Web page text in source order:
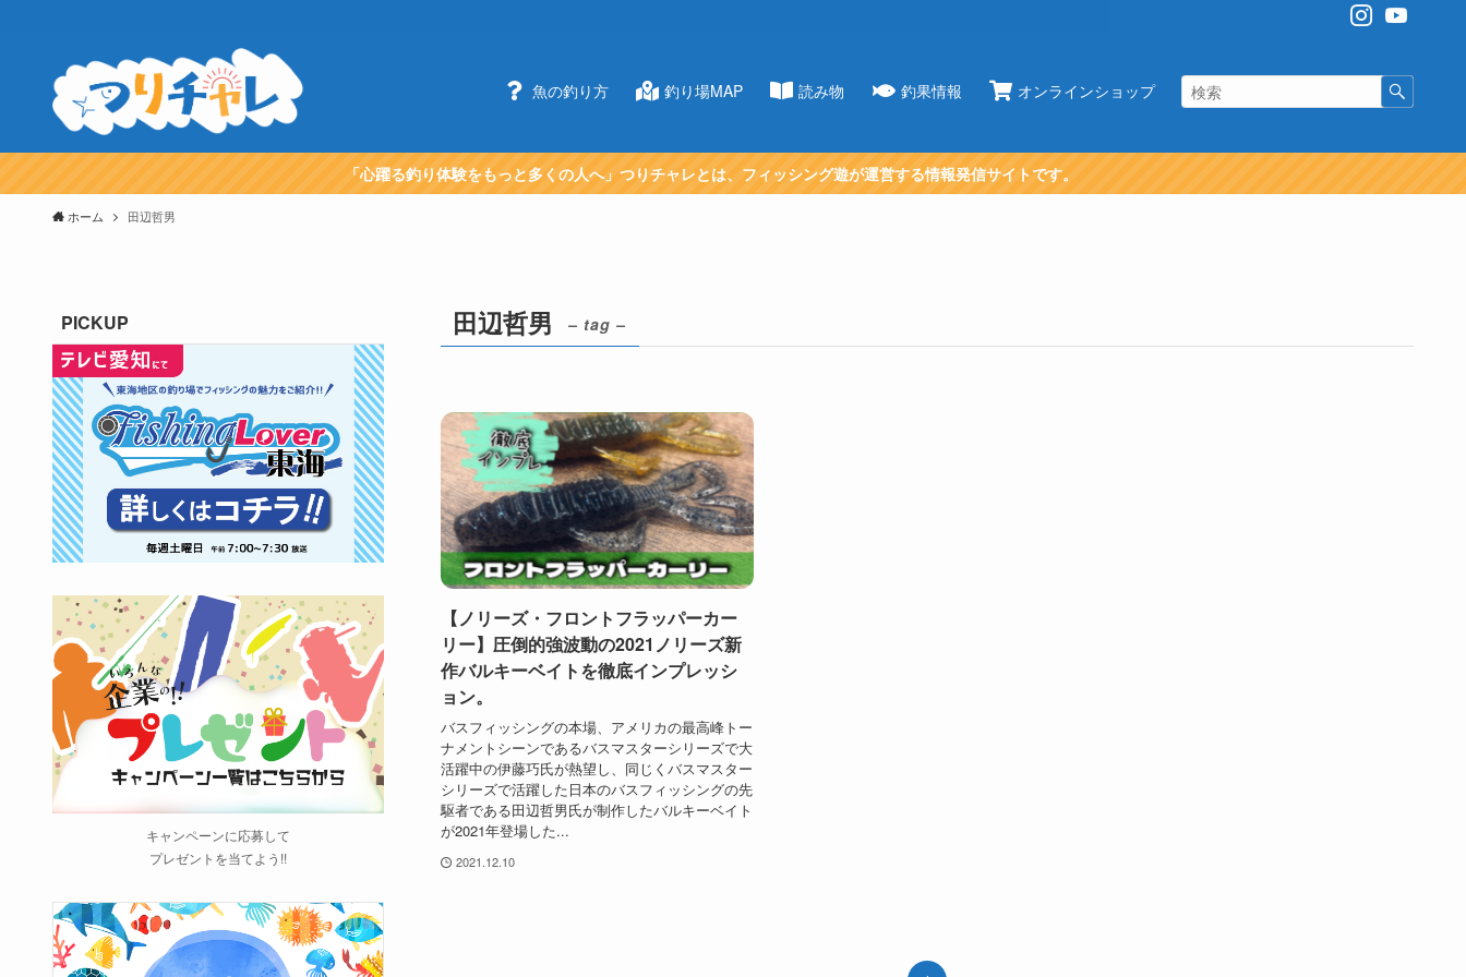
魚の釣り方 釣り場MAP 読み物 釣果情報 オンラインショップ
「心躍る釣り体験をもっと多くの人へ」つりチャレとは、フィッシング遊が運営する情報発信サイトです。
ホーム 田辺哲男
田辺哲男 – tag –
【ノリーズ・フロントフラッパーカー
リー】圧倒的強波動の2021ノリーズ新
作バルキーベイトを徹底インプレッシ
ョン。
バスフィッシングの本場、アメリカの最高峰トー
ナメントシーンであるバスマスターシリーズで大
活躍中の伊藤巧氏が熱望し、同じくバスマスター
シリーズで活躍した日本のバスフィッシングの先
駆者である田辺哲男氏が制作したバルキーベイト
が2021年登場した...
2021.12.10
PICKUP
キャンペーンに応募して
プレゼントを当てよう!!